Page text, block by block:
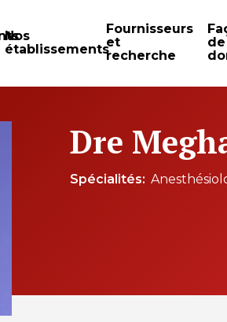
Nos
établissements
Fournisseurs
et
recherche
de
Dre
Spécialités